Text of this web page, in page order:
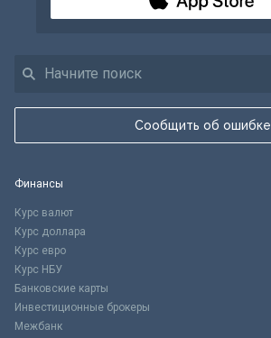
Сообщить об ошибке
Финансы
Курс валют
Курс доллара
Курс евро
Курс НБУ
Банковские карты
Инвестиционные брокеры
Межбанк